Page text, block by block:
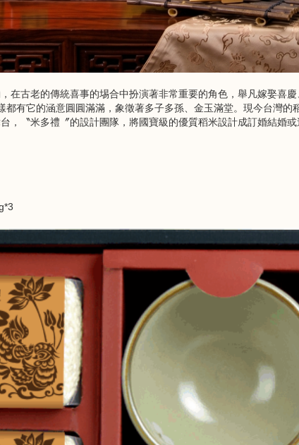
在古老的傳統喜事的埸合中扮演著非常重要的角色，舉凡嫁娶喜
都有它的涵意圓圓滿滿，象徵著多子多孫、金玉滿堂。 現今台灣的
，〝米多禮〞的設計團隊，將國寶級的優質稻米設計成訂婚結婚